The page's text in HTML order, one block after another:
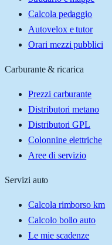
Calcola pedaggio
Autovelox e tutor
Orari mezzi pubblici
Carburante & ricarica
Prezzi carburante
Distributori metano
Distributori GPL
Colonnine elettriche
Aree di servizio
Servizi auto
Calcola rimborso km
Calcolo bollo auto
Le mie scadenze